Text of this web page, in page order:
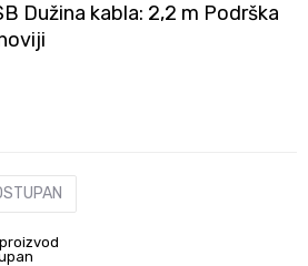
Dužina kabla: 2,2 m Podrška